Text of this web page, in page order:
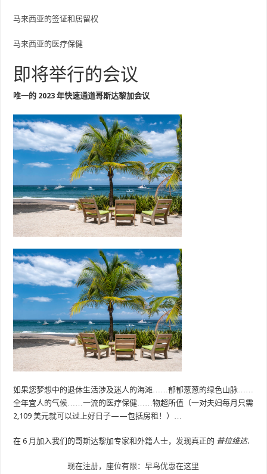
马来西亚的签证和居留权
马来西亚的医疗保健
即将举行的会议
唯一的 2023 年快速通道哥斯达黎加会议
如果您梦想中的退休生活涉及迷人的海滩……郁郁葱葱的绿色山脉……
全年宜人的气候……一流的医疗保健……物超所值（一对夫妇每月只需
2,109 美元就可以过上好日子——包括房租！）…
在 6 月加入我们的哥斯达黎加专家和外籍人士，发现真正的 普拉维达.
现在注册，座位有限：早鸟优惠在这里